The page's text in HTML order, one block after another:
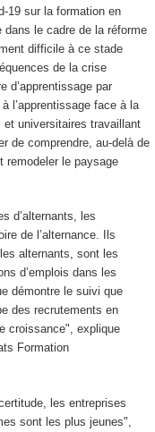
19 sur la formation en
le cadre de la réforme
difficile à ce stade
de la crise
d’apprentissage par
l’apprentissage face à la
universitaires travaillant
de comprendre, au-delà de
remodeler le paysage
d’alternants, les
de l’alternance. Ils
alternants, sont les
d’emplois dans les
démontre le suivi que
des recrutements en
croissance", explique
Formation
les entreprises
sont les plus jeunes",